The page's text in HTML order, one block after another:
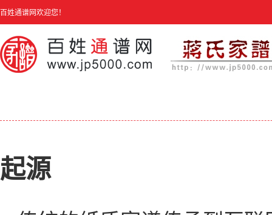
百姓通谱网欢迎您！
起源